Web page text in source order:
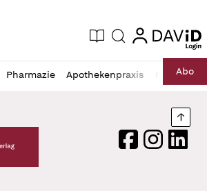
Zeitung
Aktuelle Ausgabe
Suche login
login
Pharmazie Apothekenpraxis RechtAbo
Verlag Logo
FacebookInstagram